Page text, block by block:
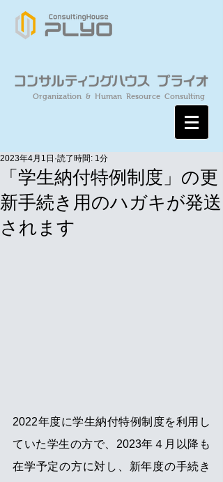
Organization & Human Resource Consulting
「学生納付特例制度」の更
新手続き用のハガキが発送
されます
2023年4月1日 読了時間: 1分
2022年度に学生納付特例制度を利用し
ていた学生の方で、2023年４月以降も
在学予定の方に対し、新年度の手続き